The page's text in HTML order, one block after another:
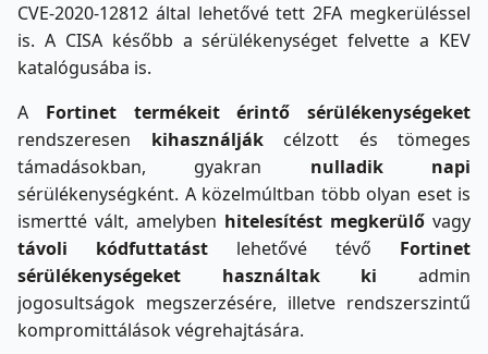
CVE-2020-12812 által lehetővé tett 2FA megkerüléssel
is. A CISA később a sérülékenységet felvette a KEV
katalógusába is.
A Fortinet termékeit érintő sérülékenységeket
rendszeresen kihasználjákcélzott és tömeges
támadásokban, gyakran nulladik napi
sérülékenységként. A közelmúltban több olyan eset is
ismertté vált, amelyben hitelesítést megkerülő vagy
távoli kódfuttatást lehetővé tévő Fortinet
sérülékenységeket használtak ki admin
jogosultságok megszerzésére, illetve rendszerszintű
kompromittálások végrehajtására.